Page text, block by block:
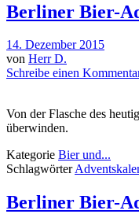
Berliner Bier-
14. Dezember 2015
von Herr D.
Schreibe einen
Von der Flasche des
überwinden.
Kategorie Bier und...
Schlagwörter
Berliner Bier-